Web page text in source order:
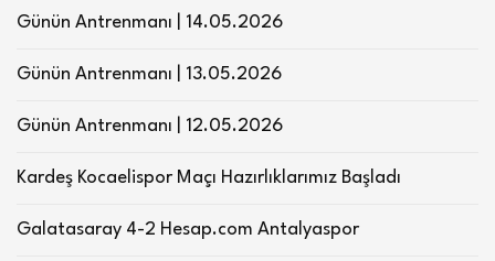
Günün Antrenmanı | 14.05.2026
Günün Antrenmanı | 13.05.2026
Günün Antrenmanı | 12.05.2026
Kardeş Kocaelispor Maçı Hazırlıklarımız Başladı
Galatasaray 4-2 Hesap.com Antalyaspor